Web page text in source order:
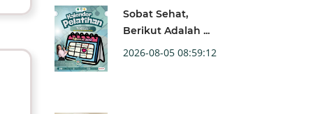
Sobat Sehat,
Berikut Adalah ...
2026-08-05 08:59:12